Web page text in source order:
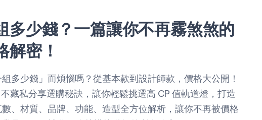
多少錢？一篇讓你不再霧煞煞的
解密！
多少錢」而煩惱嗎？從基本款到設計師款，價格大公開！
藏私分享選購秘訣，讓你輕鬆挑選高 CP 值軌道燈，打造
、材質、品牌、功能、造型全方位解析，讓你不再被價格